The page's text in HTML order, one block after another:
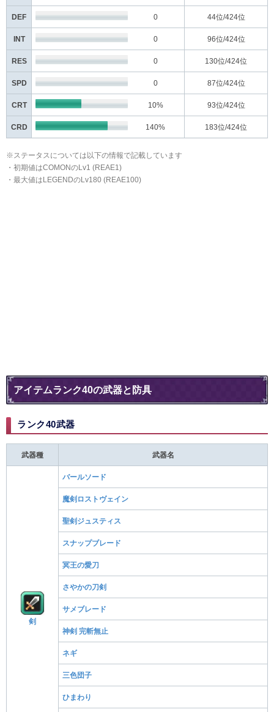
DEF 0 44位/424位
INT 0 96位/424位
RES 0 130位/424位
SPD 0 87位/424位
CRT 10% 93位/424位
CRD 140% 183位/424位
※ステータスについては以下の情報で記載しています
・初期値はCOMONのLv1 (REAE1)
・最大値はLEGENDのLv180 (REAE100)
アイテムランク40の武器と防具
ランク40武器
武器種 武器名
剣
バールソード
魔剣ロストヴェイン
聖剣ジュスティス
スナップブレード
冥王の愛刀
さやかの刀剣
サメブレード
神剣 完斬無止
ネギ
三色団子
ひまわり